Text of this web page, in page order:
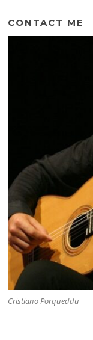
CONTACT ME
Cristiano Porqueddu